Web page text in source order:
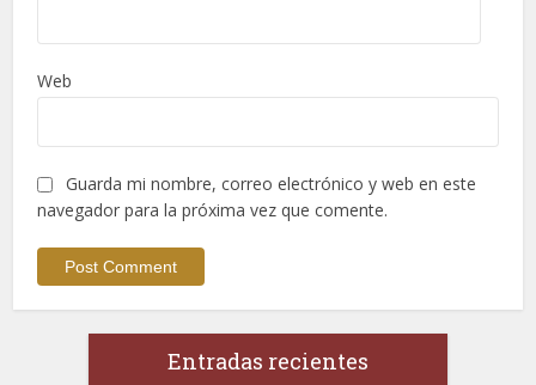
Web
Guarda mi nombre, correo electrónico y web en este
navegador para la próxima vez que comente.
Entradas recientes